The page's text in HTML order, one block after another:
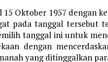
Oktober 1957 dengan
pada tanggal tersebut
tanggal ini untuk
dengan
yang ditinggalkan